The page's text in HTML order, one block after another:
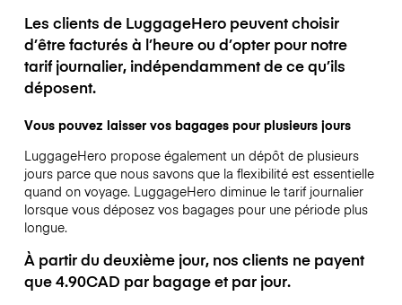
Les clients de LuggageHero peuvent choisir
d’être facturés à l’heure ou d’opter pour notre
tarif journalier, indépendamment de ce qu’ils
déposent.
Vous pouvez laisser vos bagages pour plusieurs jours
LuggageHero propose également un dépôt de plusieurs
jours parce que nous savons que la flexibilité est essentielle
quand on voyage. LuggageHero diminue le tarif journalier
lorsque vous déposez vos bagages pour une période plus
longue.
À partir du deuxième jour, nos clients ne payent
que 4.90CAD par bagage et par jour.